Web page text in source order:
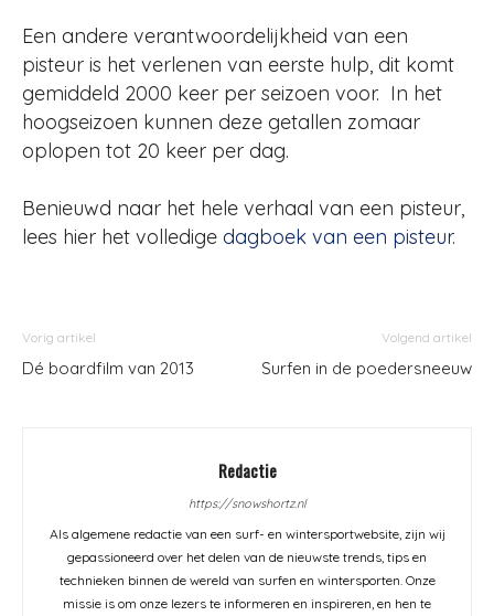
Een andere verantwoordelijkheid van een
pisteur is het verlenen van eerste hulp, dit komt
gemiddeld 2000 keer per seizoen voor. In het
hoogseizoen kunnen deze getallen zomaar
oplopen tot 20 keer per dag.
Benieuwd naar het hele verhaal van een pisteur,
lees hier het volledige dagboek van een pisteur.
Vorig artikel
Dé boardfilm van 2013
Volgend artikel
Surfen in de poedersneeuw
Redactie
https://snowshortz.nl
Als algemene redactie van een surf- en wintersportwebsite, zijn wij
gepassioneerd over het delen van de nieuwste trends, tips en
technieken binnen de wereld van surfen en wintersporten. Onze
missie is om onze lezers te informeren en inspireren, en hen te